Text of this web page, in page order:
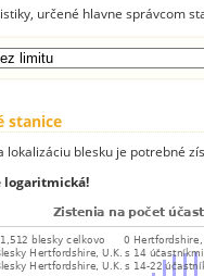
určené hlavne správcom
stanice
lokalizáciu blesku je potrebné
logaritmická!